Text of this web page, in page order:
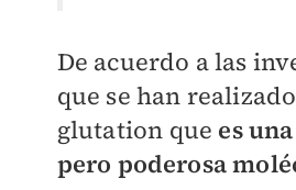
De acuerdo a las
que se han
glutation que es
pero poderosa